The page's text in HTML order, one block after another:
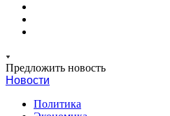
Предложить новость
Новости
Политика